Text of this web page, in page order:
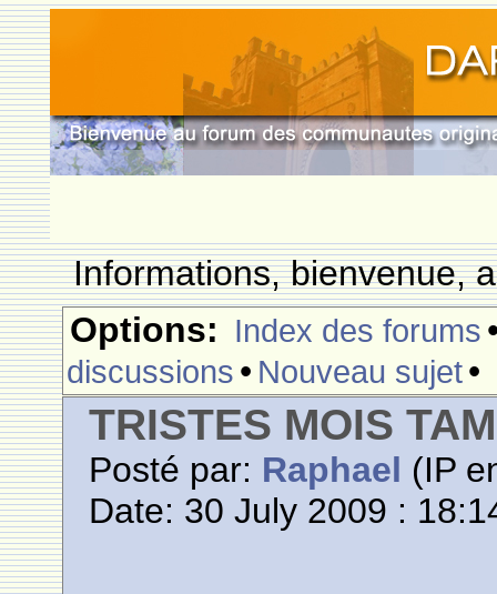
Informations, bienvenue,
Options: Index des forums
discussions • Nouveau sujet•
TRISTES MOIS
Posté par: Raphael (IP
Date: 30 July 2009 :